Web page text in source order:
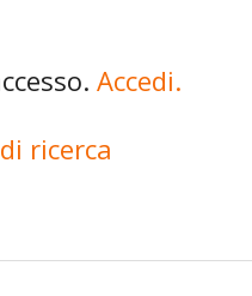
Accedi.
ricerca